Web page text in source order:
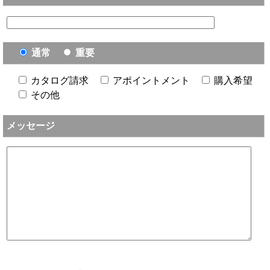
通常 重要
カタログ請求 アポイントメント
購入希望
その他
メッセージ